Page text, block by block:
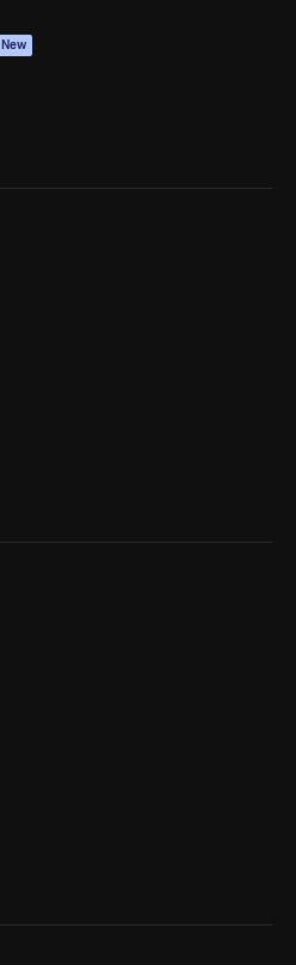
New